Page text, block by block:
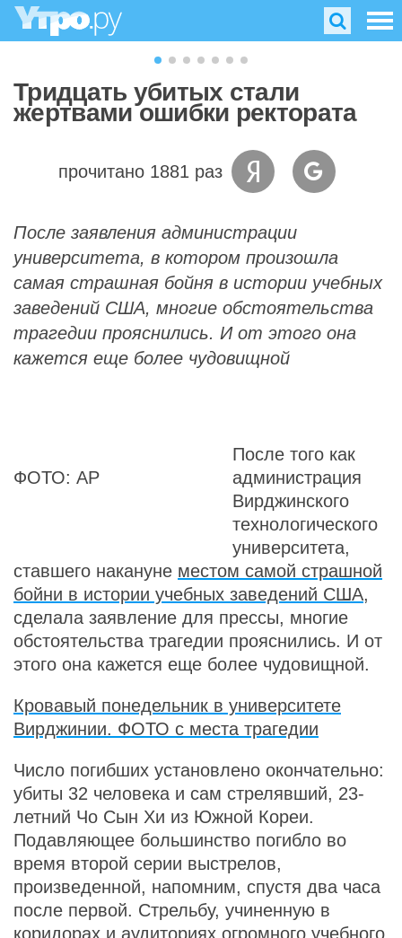
Тридцать убитых стали
жертвами ошибки ректората
прочитано 1881 раз
После заявления администрации
университета, в котором произошла
самая страшная бойня в истории учебных
заведений США, многие обстоятельства
трагедии прояснились. И от этого она
кажется еще более чудовищной
ФОТО: AP
После того как
администрация
Вирджинского
технологического
университета,
ставшего накануне местом самой страшной
бойни в истории учебных заведений США,
сделала заявление для прессы, многие
обстоятельства трагедии прояснились. И от
этого она кажется еще более чудовищной.
Кровавый понедельник в университете
Вирджинии. ФОТО с места трагедии
Число погибших установлено окончательно:
убиты 32 человека и сам стрелявший, 23-
летний Чо Сын Хи из Южной Кореи.
Подавляющее большинство погибло во
время второй серии выстрелов,
произведенной, напомним, спустя два часа
после первой. Стрельбу, учиненную в
коридорах и аудиториях огромного учебного